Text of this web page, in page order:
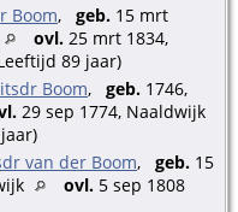
Boom, geb. 15 mrt
ovl. 25 mrt 1834,
89 jaar)
Boom, geb. 1746,
29 sep 1774, Naaldwijk
van der Boom, geb. 15
ovl. 5 sep 1808